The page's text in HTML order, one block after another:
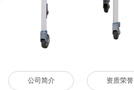
公司简介 资质荣誉